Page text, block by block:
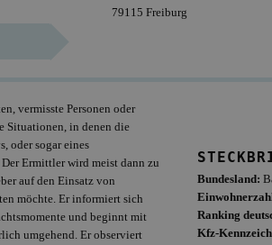
79115 Freiburg
Bundesland:
Ranking
Kfz-
vermisste Personen oder
Situationen, in denen die
oder sogar eines
Ermittler wird meist dann zu
auf den Einsatz von
möchte. Er informiert sich
und beginnt mit
umgehend. Er observiert